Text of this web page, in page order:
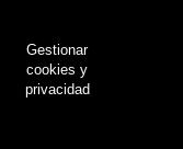
Gestionar
cookies y
privacidad